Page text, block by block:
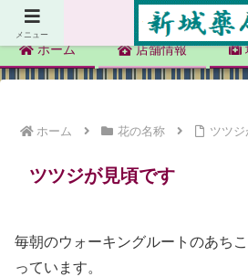
新城薬局
ホーム 店舗情報
ホーム 花の名称 ツツ
ツツジが見頃です
毎朝のウォーキングルートのあち
っています。
メニュー